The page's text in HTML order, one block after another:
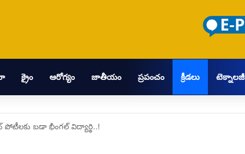
క్రైం ఆరోగ్యం జాతీయం ప్రపంచం క్రీడలు టెక్నాలజీ
బడా భీంగల్ విద్యార్థి..!